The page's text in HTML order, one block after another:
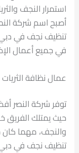
استمرار النجف
أصبح اسم شركة
تنظيف نجف في دبي
في جميع أعمال
عمال نظافة
توفر شركة النصر
حيث يمتلك الفريق
والنجف، مهما
تنظيف نجف في